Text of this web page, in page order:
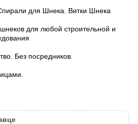
для Шнека. Витки Шнека
для любой строительной и
Без посредников.